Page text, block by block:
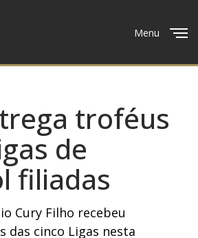
Menu
troféus
de
filiadas
Cury Filho recebeu
das cinco Ligas nesta